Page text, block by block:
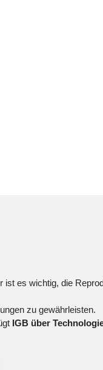
ist es wichtig, die
zu gewährleisten.
IGB über